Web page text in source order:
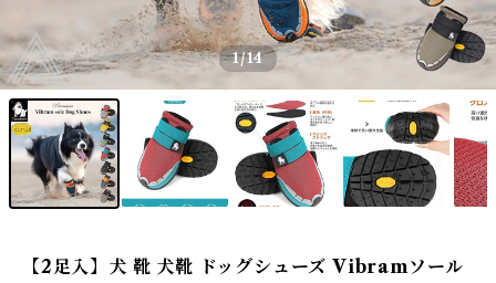
1/14
【2足入】犬 靴 犬靴 ドッグシューズ Vibramソール